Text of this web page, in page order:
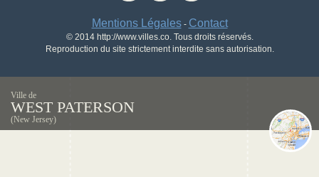
Mentions Légales- Contact
© 2014 http://www.villes.co. Tous droits réservés.
Reproduction du site strictement interdite sans autorisation.
Ville de
WEST PATERSON
(New Jersey)